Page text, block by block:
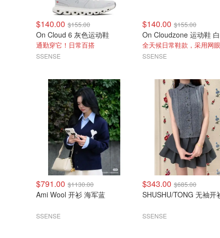
$140.00 $155.00
On Cloud 6 灰色运动鞋
通勤穿它！日常百搭
SSENSE
$140.00 $155.00
On Cloudzone 运动鞋
全天候日常鞋款，采用网
SSENSE
$791.00 $1130.00
Ami Wool 开衫 海军蓝
SSENSE
$343.00 $685.00
SHUSHU/TONG 无袖开
SSENSE